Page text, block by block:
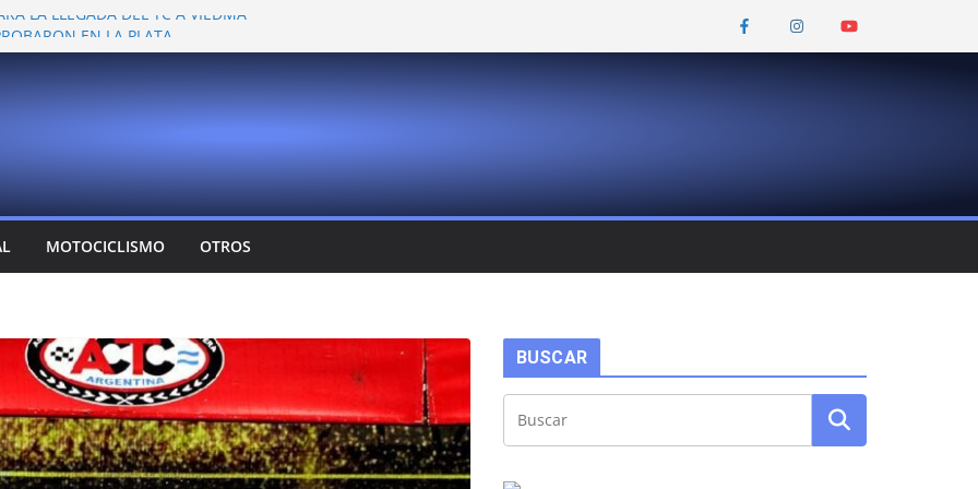
LA LLEGADA DEL TC A VIEDMA
EN LA PLATA
VER A TANTOS PILOTOS
DEJÓ CAMBIOS EN LOS CAMPEONATOS
CONFIRMA SU REGRESO AL TOP RACE
MOTOCICLISMO OTROS
BUSCAR